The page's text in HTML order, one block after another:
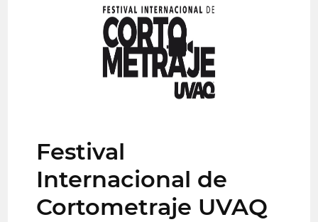
Festival
Internacional de
Cortometraje UVAQ